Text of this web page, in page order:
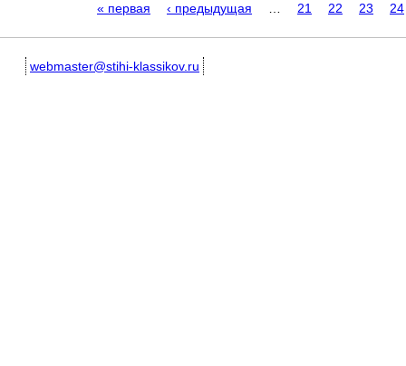
« первая ‹ предыдущая 21 22 23 24
webmaster@stihi-klassikov.ru